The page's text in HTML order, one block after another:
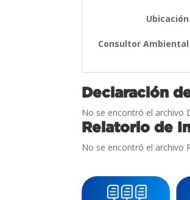
Ubicación
Consultor Ambiental
Declaración
No se encontró el archivo
Relatorio de
No se encontró el archivo